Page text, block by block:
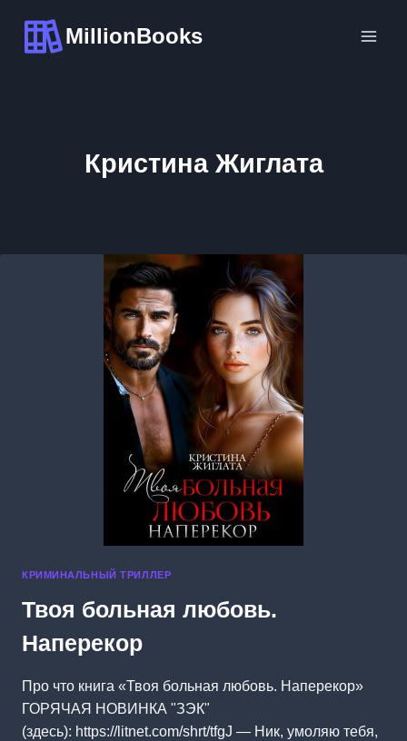
содержимому
MillionBooks
Кристина Жиглата
КРИМИНАЛЬНЫЙ ТРИЛЛЕР
Твоя больная любовь.
Наперекор
Про что книга «Твоя больная любовь. Наперекор»
ГОРЯЧАЯ НОВИНКА "ЗЭК"
(здесь): https://litnet.com/shrt/tfgJ — Ник, умоляю тебя,